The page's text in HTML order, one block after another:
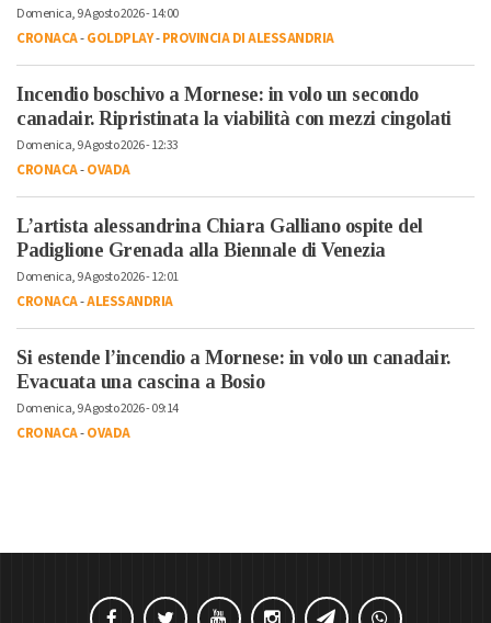
Domenica, 9 Agosto 2026 - 14:00
CRONACA-GOLDPLAY-PROVINCIA DI ALESSANDRIA
Incendio boschivo a Mornese: in volo un secondo
canadair. Ripristinata la viabilità con mezzi cingolati
Domenica, 9 Agosto 2026 - 12:33
CRONACA-OVADA
L’artista alessandrina Chiara Galliano ospite del
Padiglione Grenada alla Biennale di Venezia
Domenica, 9 Agosto 2026 - 12:01
CRONACA-ALESSANDRIA
Si estende l’incendio a Mornese: in volo un canadair.
Evacuata una cascina a Bosio
Domenica, 9 Agosto 2026 - 09:14
CRONACA-OVADA